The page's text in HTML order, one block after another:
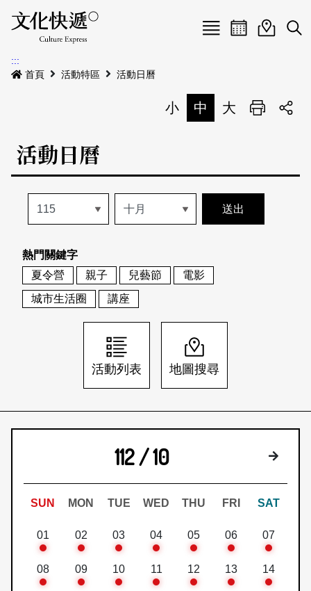
Menu
最新公告
本期專題
歷史專題
活動特區
活動列表
地圖搜尋
關於我們
關於我們
刊物索取地點
會員基本資料
刊登活動
網站導覽 English
日本語 登入/註冊
活動日曆活動地圖
展
:::
首頁
活動特區 活動日曆
小 中 大 列印
活動日曆
熱門關鍵字
夏令營
親子 兒藝節
電影
城市生活圈
講座
活動列表 地圖搜尋
112 / 10 下個月
SUN MON TUE WED THU FRI SAT
01 02 03 04 05 06 07
08 09 10 11 12 13 14